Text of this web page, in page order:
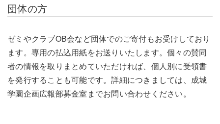
団体の方
ゼミやクラブOB会など団体でのご寄付もお受けしており
ます。専用の払込用紙をお送りいたします。個々の賛同
者の情報を取りまとめていただければ、個人別に受領書
を発行することも可能です。詳細につきましては、成城
学園企画広報部募金室までお問い合わせください。